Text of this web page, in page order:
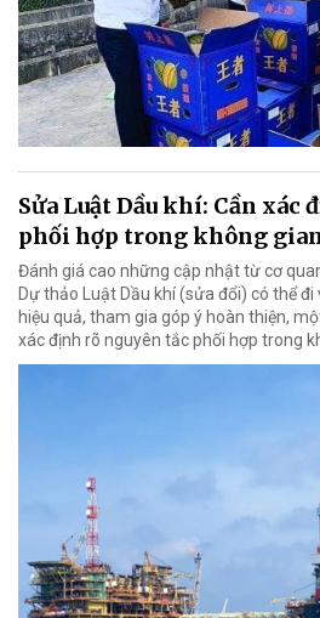
Sửa Luật Dầu khí: Cần xác
phối hợp trong không
Đánh giá cao những cập nhật từ cơ
Dự thảo Luật Dầu khí (sửa đổi) có thể
hiệu quả, tham gia góp ý hoàn thiện,
xác định rõ nguyên tắc phối hợp trong